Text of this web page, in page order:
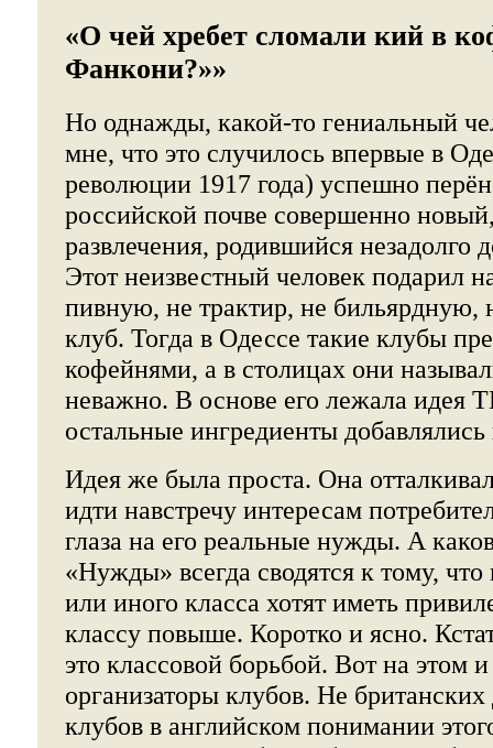
«О чей хребет сломали кий в
Фанкони?»»
Но однажды, какой-то гениальный
мне, что это случилось впервые в
революции 1917 года) успешно
российской почве совершенно
развлечения, родившийся незадолго
Этот неизвестный человек подарил
пивную, не трактир, не бильярдную,
клуб. Тогда в Одессе такие клубы
кофейнями, а в столицах они
неважно. В основе его лежала идея
остальные ингредиенты добавлялись
Идея же была проста. Она
идти навстречу интересам
глаза на его реальные нужды. А
«Нужды» всегда сводятся к тому, что
или иного класса хотят иметь
классу повыше. Коротко и ясно.
это классовой борьбой. Вот на этом
организаторы клубов. Не
клубов в английском понимании